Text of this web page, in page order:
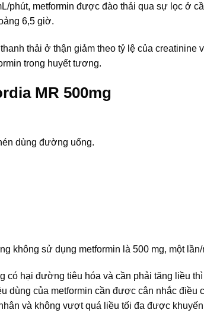
phút, metformin được đào thải qua sự lọc ở
6,5 giờ.
thải ở thận giảm theo tỷ lệ của creatinine
trong huyết tương.
MR 500mg
dùng đường uống.
không sử dụng metformin là 500 mg, một
có hại đường tiêu hóa và cần phải tăng liều
dùng của metformin cần được cân nhắc điều
và không vượt quá liều tối đa được